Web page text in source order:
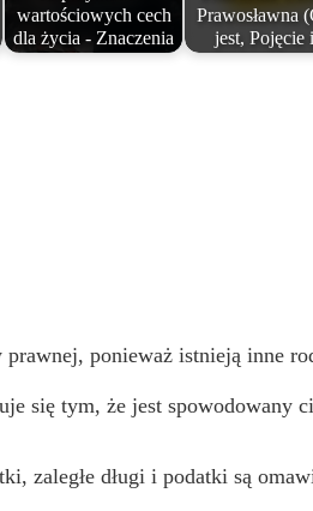
wartościowych cech
dla życia - Znaczenia
Prawosławna
jest,
ponieważ istnieją inne
się tym, że jest spowodowany
zaległe długi i podatki są